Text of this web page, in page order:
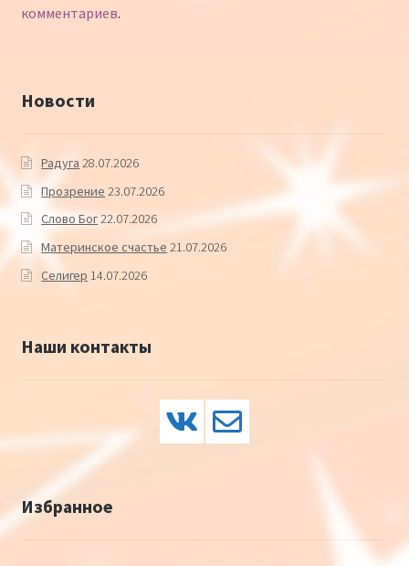
комментариев.
Новости
Радуга 28.07.2026
Прозрение 23.07.2026
Слово Бог22.07.2026
Материнское счастье 21.07.2026
Селигер 14.07.2026
Наши контакты
Избранное